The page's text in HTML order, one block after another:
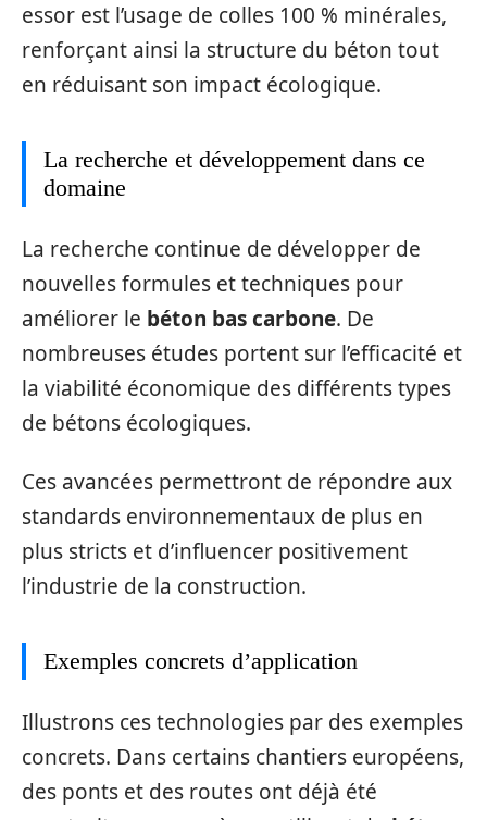
essor est l’usage de colles 100 % minérales,
renforçant ainsi la structure du béton tout
en réduisant son impact écologique.
La recherche et développement dans ce
domaine
La recherche continue de développer de
nouvelles formules et techniques pour
améliorer le béton bas carbone. De
nombreuses études portent sur l’efficacité et
la viabilité économique des différents types
de bétons écologiques.
Ces avancées permettront de répondre aux
standards environnementaux de plus en
plus stricts et d’influencer positivement
l’industrie de la construction.
Exemples concrets d’application
Illustrons ces technologies par des exemples
concrets. Dans certains chantiers européens,
des ponts et des routes ont déjà été